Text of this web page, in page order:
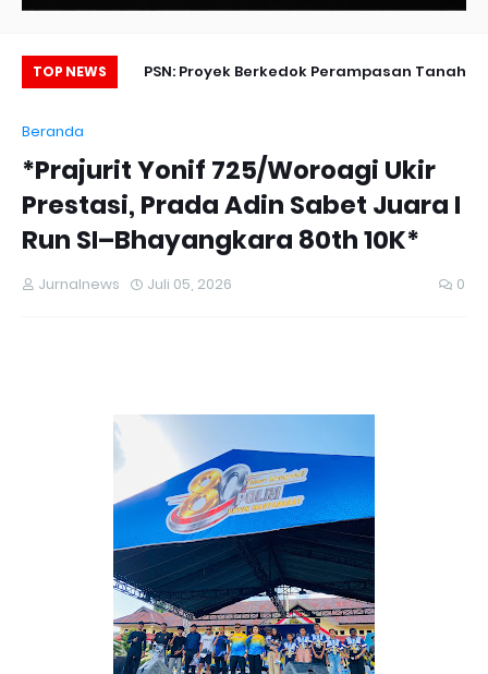
TOP NEWS
PSN: Proyek Berkedok Perampasan Tanah
Gelar Upacara
Prajurit
Beranda
*Prajurit Yonif 725/Woroagi Ukir
Prestasi, Prada Adin Sabet Juara I
Run SI–Bhayangkara 80th 10K*
Jurnalnews Juli 05, 2026 0